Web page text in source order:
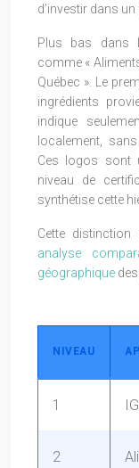
d’investir dans
Plus bas dans
comme «
Québec ». Le
ingrédients
indique
localement,
Ces logos sont
niveau de
synthétise cette
Cette
analyse
géographique
NIVEAU
1
2